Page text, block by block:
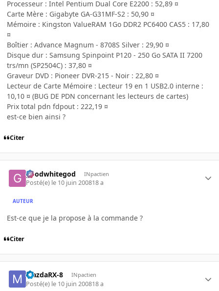
Processeur : Intel Pentium Dual Core E2200 : 52,89 ¤
Carte Mère : Gigabyte GA-G31MF-S2 : 50,90 ¤
Mémoire : Kingston ValueRAM 1Go DDR2 PC6400 CAS5 : 17,80
¤
Boîtier : Advance Magnum - 8708S Silver : 29,90 ¤
Disque dur : Samsung Spinpoint P120 - 250 Go SATA II 7200
trs/mn (SP2504C) : 37,80 ¤
Graveur DVD : Pioneer DVR-215 - Noir : 22,80 ¤
Lecteur de Carte Mémoire : Lecteur 19 en 1 USB2.0 interne :
10,10 ¤ (BUG DE PDN concernant les lecteurs de cartes)
Prix total pdn fdpout : 222,19 ¤
est-ce bien ainsi ?
Citer
goodwhitegod INpactien
Posté(e) le 10 juin 200818 a
AUTEUR
Est-ce que je la propose à la commande ?
Citer
MazdaRX-8 INpactien
Posté(e) le 10 juin 200818 a